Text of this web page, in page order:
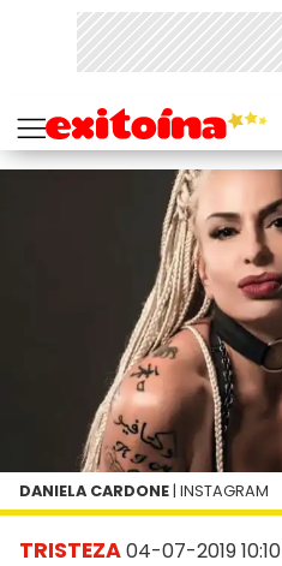
TRISTEZA04-07-2019 10:10
DANIELA CARDONE | INSTAGRAM